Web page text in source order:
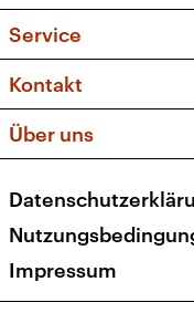
Sendungen
Musikliste
Kakadu – Das
Frequenzen
Service
FAQ
Apps
Newsletter
Kontakt
Social Media
Über uns
Presse
Karriere
Transparenz
Impressum